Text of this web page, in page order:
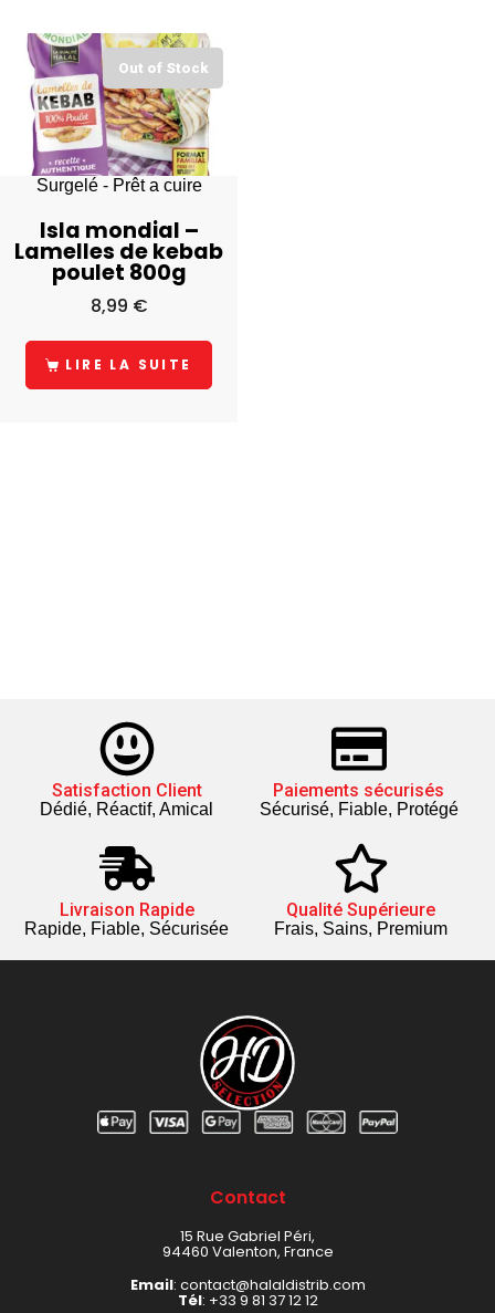
Out of Stock
Surgelé - Prêt a cuire
Isla mondial –
Lamelles de kebab
poulet 800g
8,99 €
LIRE LA SUITE
Satisfaction Client
Dédié, Réactif, Amical
Paiements sécurisés
Sécurisé, Fiable, Protégé
Livraison Rapide
Rapide, Fiable, Sécurisée
Qualité Supérieure
Frais, Sains, Premium
Contact
15 Rue Gabriel Péri,
94460 Valenton, France
Email: contact@halaldistrib.com
Tél: +33 9 81 37 12 12